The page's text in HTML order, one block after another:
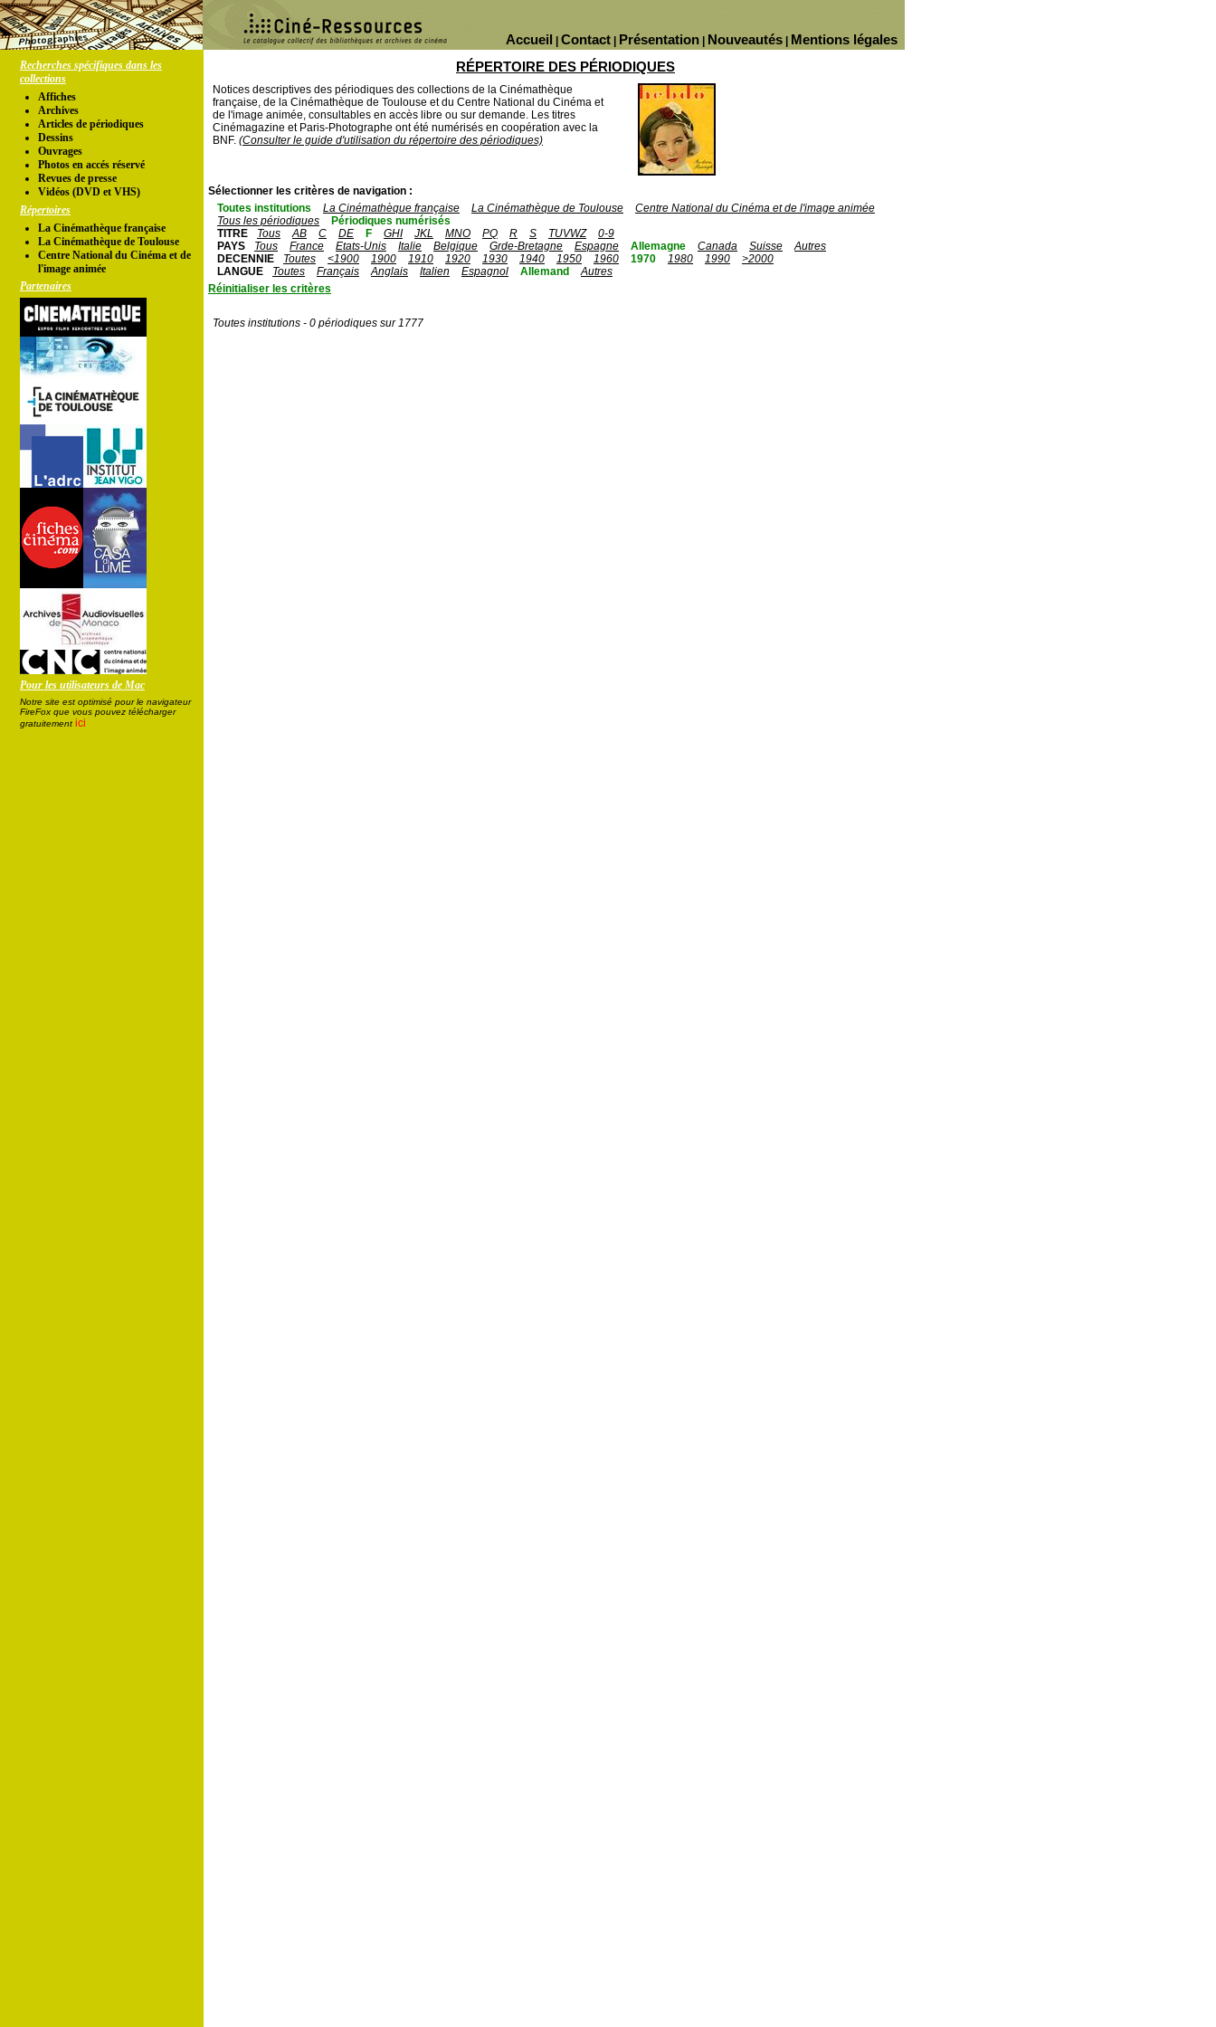
Mentions légales
Nouveautés
Présentation
Contact
Accueil
Recherches spécifiques dans les
collections
Affiches
Archives
Articles de périodiques
Dessins
Ouvrages
Photos en accés réservé
Revues de presse
Vidéos (DVD et VHS)
Répertoires
La Cinémathèque française
La Cinémathèque de Toulouse
Centre National du Cinéma et de
l'image animée
Partenaires
Pour les utilisateurs de Mac
Notre site est optimisé pour le navigateur
FireFox que vous pouvez télécharger
gratuitement ici
RÉPERTOIRE DES PÉRIODIQUES
Notices descriptives des périodiques des collections de la Cinémathèque
française, de la Cinémathèque de Toulouse et du Centre National du Cinéma et
de l'image animée, consultables en accès libre ou sur demande. Les titres
Cinémagazine et Paris-Photographe ont été numérisés en coopération avec la
BNF. (Consulter le guide d'utilisation du répertoire des périodiques)
Sélectionner les critères de navigation :
Toutes institutions
La Cinémathèque française La Cinémathèque de Toulouse
Centre National du Cinéma et de l'image animée
Tous les périodiques
Périodiques numérisés
TITRE
Tous AB C DE F GHI JKL MNO PQ R S TUVWZ
0-9
PAYS
Tous France Etats-Unis Italie Belgique Grde-Bretagne Espagne Allemagne Canada Suisse
Autres
DECENNIE
Toutes <1900 1900 1910 1920 1930 1940 1950 1960 1970 1980 1990
>2000
LANGUE
Toutes Français Anglais Italien Espagnol Allemand
Autres
Réinitialiser les critères
Toutes institutions - 0 périodiques sur 1777